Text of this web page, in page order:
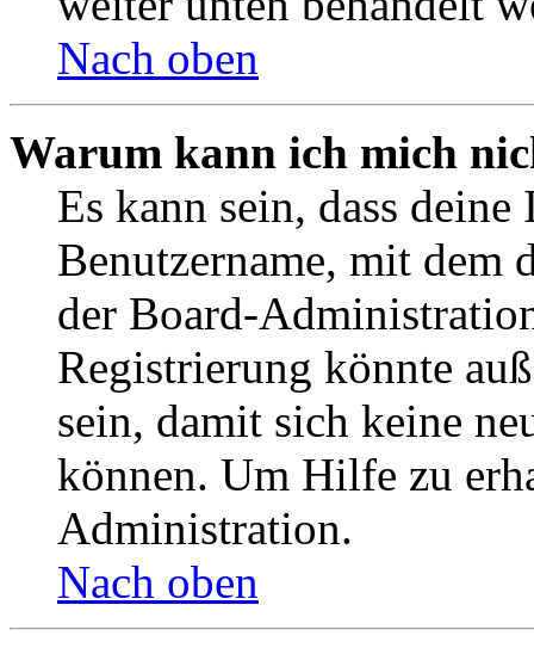
Nach oben
Warum kann ich mich
Es kann sein, dass
Benutzername, mit dem
der Board-
Registrierung könnte
sein, damit sich keine
können. Um Hilfe zu
Administration.
Nach oben